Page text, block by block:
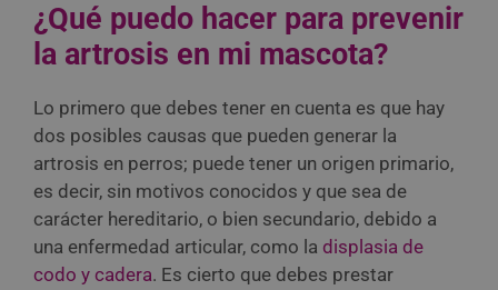
¿Qué puedo hacer para prevenir
la artrosis en mi mascota?
Lo primero que debes tener en cuenta es que hay
dos posibles causas que pueden generar la
artrosis en perros; puede tener un origen primario,
es decir, sin motivos conocidos y que sea de
carácter hereditario, o bien secundario, debido a
una enfermedad articular, como la displasia de
codo y cadera. Es cierto que debes prestar